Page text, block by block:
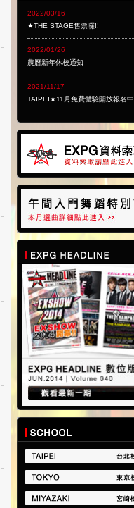
2022/03/16
★THE STAGE售票囉!!
2022/01/26
農曆新年休校通知
2021/11/17
TAIPEI★11月免費體驗開放報名中